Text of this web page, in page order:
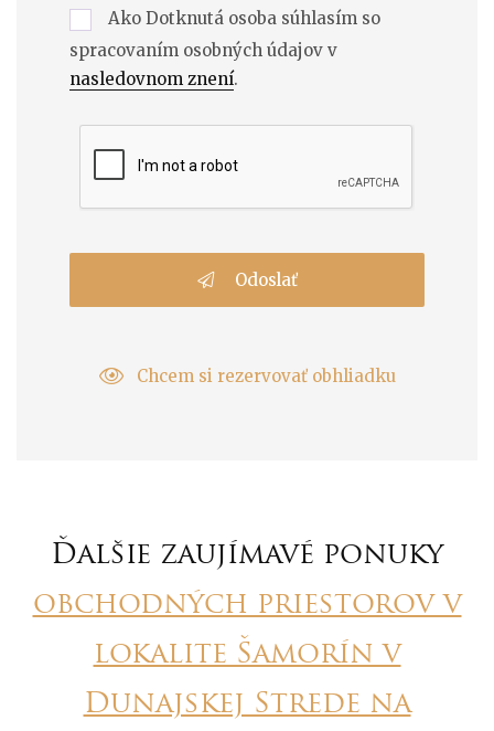
Ako Dotknutá osoba súhlasím so
spracovaním osobných údajov v
nasledovnom znení.
Odoslať
Chcem si rezervovať obhliadku
Ďalšie zaujímavé ponuky
obchodných priestorov v
lokalite Šamorín v
Dunajskej Strede na